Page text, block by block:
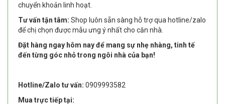
chuyển khoản linh hoạt.
Tư vấn tận tâm: Shop luôn sẵn sàng hỗ trợ qua hotline/zalo
để chị chọn được mẫu ưng ý nhất cho căn nhà.
Đặt hàng ngay hôm nay để mang sự nhẹ nhàng, tinh tế
đến từng góc nhỏ trong ngôi nhà của bạn!
Hotline/Zalo tư vấn: 0909993582
Mua trực tiếp tại: